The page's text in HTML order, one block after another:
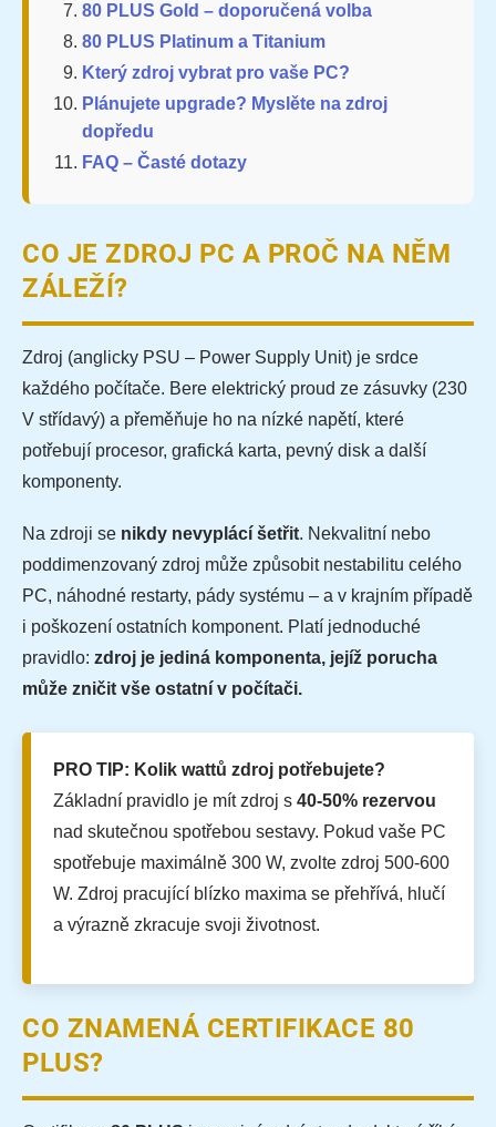
80 PLUS Gold – doporučená volba
80 PLUS Platinum a Titanium
Který zdroj vybrat pro vaše PC?
Plánujete upgrade? Myslěte na zdroj
dopředu
FAQ – Časté dotazy
CO JE ZDROJ PC A PROČ NA NĚM
ZÁLEŽÍ?
Zdroj (anglicky PSU – Power Supply Unit) je srdce
každého počítače. Bere elektrický proud ze zásuvky (230
V střídavý) a přeměňuje ho na nízké napětí, které
potřebují procesor, grafická karta, pevný disk a další
komponenty.
Na zdroji se nikdy nevyplácí šetřit. Nekvalitní nebo
poddimenzovaný zdroj může způsobit nestabilitu celého
PC, náhodné restarty, pády systému – a v krajním případě
i poškození ostatních komponent. Platí jednoduché
pravidlo: zdroj je jediná komponenta, jejíž porucha
může zničit vše ostatní v počítači.
PRO TIP: Kolik wattů zdroj potřebujete?
Základní pravidlo je mít zdroj s 40-50% rezervou
nad skutečnou spotřebou sestavy. Pokud vaše PC
spotřebuje maximálně 300 W, zvolte zdroj 500-600
W. Zdroj pracující blízko maxima se přehřívá, hlučí
a výrazně zkracuje svoji životnost.
CO ZNAMENÁ CERTIFIKACE 80
PLUS?